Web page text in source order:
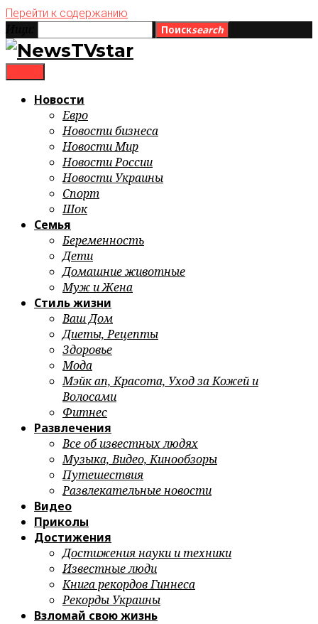
Перейти к содержанию
Поискsearch
Новости
Евро
Новости бизнеса
Новости Мир
Новости России
Новости Украины
Спорт
Шок
Семья
Беременность
Дети
Домашние животные
Муж и Жена
Стиль жизни
Ваш Дом
Диеты, Рецепты
Здоровье
Мода
Мэйк ап, Красота, Уход за Кожей и
Волосами
Фитнес
Развлечения
Все об известных людях
Музыка, Видео, Кинообзоры
Путешествия
Развлекательные новости
Видео
Приколы
Достижения
Достижения науки и техники
Известные люди
Книга рекордов Гиннеса
Рекорды Украины
Взломай свою жизнь